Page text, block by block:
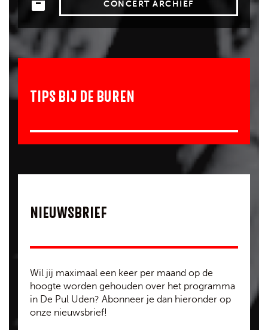
CONCERT ARCHIEF
TIPS BIJ DE BUREN
NIEUWSBRIEF
Wil jij maximaal een keer per maand op de
hoogte worden gehouden over het programma
in De Pul Uden? Abonneer je dan hieronder op
onze nieuwsbrief!